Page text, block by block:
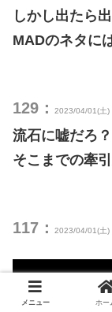
しかし出たら
MADのネタに
129： 2023/04/01(土
流石に嘘だろ？
そこまでの牽
117： 2023/04/01(土
メニュー ホー